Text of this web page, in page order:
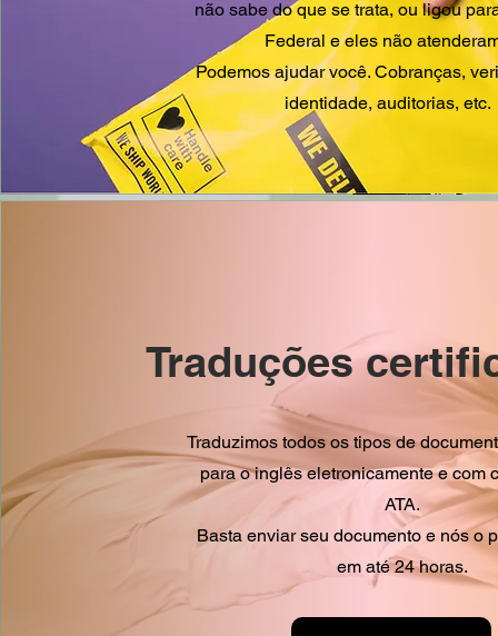
não sabe do que se trata, ou ligou
Federal e eles não
Podemos ajudar você. Cobranças,
identidade, auditorias, etc.
Traduções
Traduzimos todos os tipos de
para o inglês eletronicamente e com
ATA.
Basta enviar seu documento e nós o
em até 24 horas.